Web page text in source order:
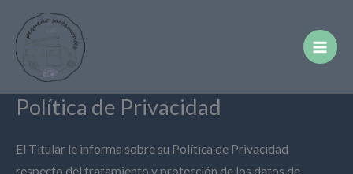
contenido
Política de Privacidad
El Titular le informa sobre su Política de Privacidad
respecto del tratamiento y protección de los datos de